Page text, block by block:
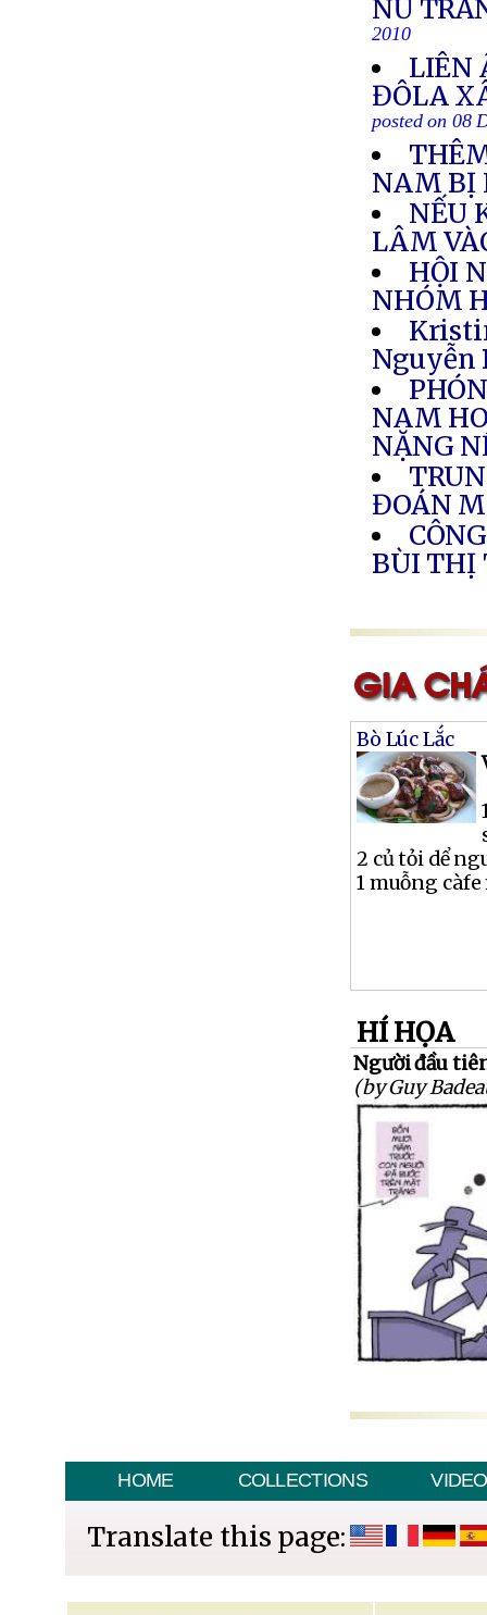
NỮ
2010
LIÊN
ĐÔLA
posted on 08
NAM BỊ
NẾU
LÂM
HỘI
NHÓM
Nguyễn
NAM
NẶNG
ĐOÁN
BÙI THỊ
Bò Lúc Lắc
2 củ tỏi dể
1 muỗng
HÍ HỌA
Người đầu
(by Guy
HOME COLLECTIONS VIDEO
Translate this page: